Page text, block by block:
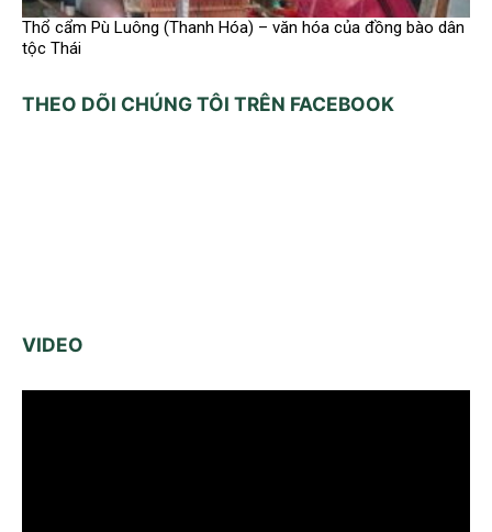
Thổ cẩm Pù Luông (Thanh Hóa) – văn hóa của đồng bào dân
tộc Thái
THEO DÕI CHÚNG TÔI TRÊN FACEBOOK
VIDEO